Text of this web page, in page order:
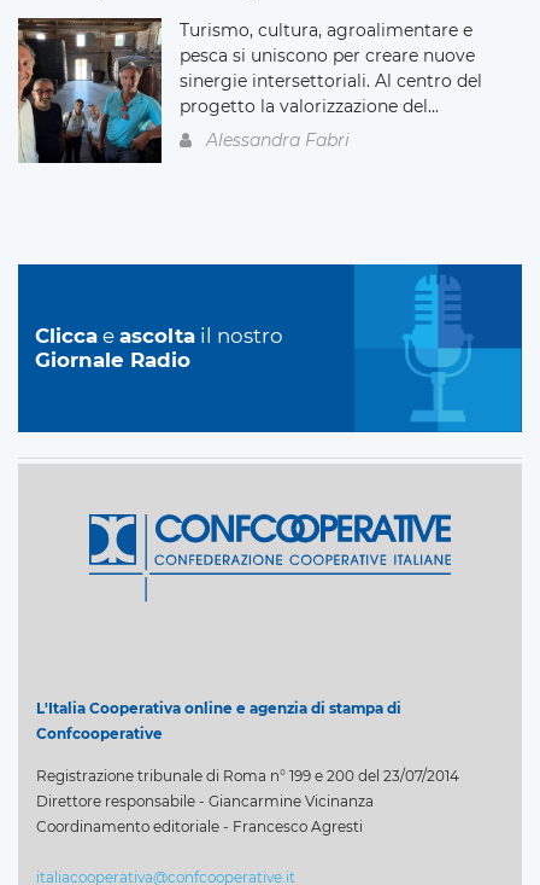
Turismo, cultura, agroalimentare e
pesca si uniscono per creare nuove
sinergie intersettoriali. Al centro del
progetto la valorizzazione del...
Alessandra Fabri
Clicca e ascolta il nostro
Giornale Radio
L'Italia Cooperativa online e agenzia di stampa di
Confcooperative
Registrazione tribunale di Roma n° 199 e 200 del 23/07/2014
Direttore responsabile - Giancarmine Vicinanza
Coordinamento editoriale - Francesco Agresti
italiacooperativa@confcooperative.it